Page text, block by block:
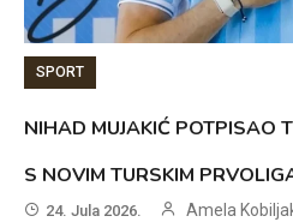
SPORT
NIHAD MUJAKIĆ POTPISAO
S NOVIM TURSKIM
24. Jula 2026. Amela